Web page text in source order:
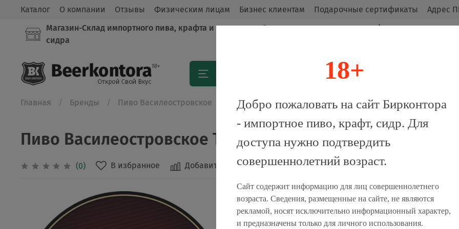
Каталог О компании Отзывы Физическим лицам Бизнес клиентам Подарочные сертификаты Адрес
Магазин-Склад импортного пива, крафта и
сидра
Оригинальные продукты от официальных
Главная Бренды Пиво Василеостровское
Пиво Василеостровское Темное / Vasileostrovskoe
(0) В избранное Добавить в сравнение
Единиц в одном товаре, шт:
1
18+
Добро пожаловать на сайт Бирконтора
- импортное пиво, крафт, сидр. Для
доступа нужно подтвердить
совершеннолетний возраст.
Сайт содержит информацию для лиц совершеннолетнего
возраста. Сведения, размещенные на сайте, не являются
рекламой, носят исключительно информационный характер,
и предназначены только для личного использования.